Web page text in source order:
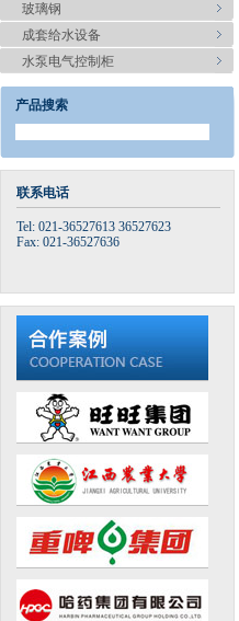
玻璃钢
成套给水设备
水泵电气控制柜
产品搜索
联系电话
Tel: 021-36527613 36527623
Fax: 021-36527636